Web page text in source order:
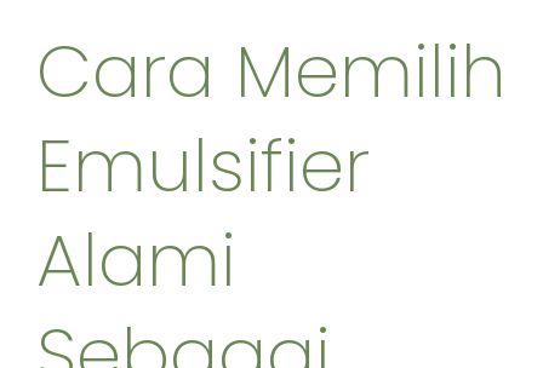
Cara Memilih
Emulsifier
Alami